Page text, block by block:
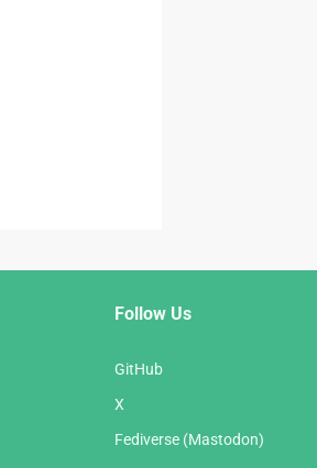
Follow Us
GitHub
X
Fediverse (Mastodon)